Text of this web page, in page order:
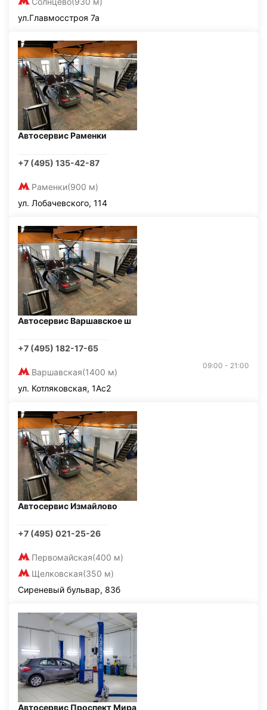
ул.Главмосстроя 7а
Автосервис Раменки
+7 (495) 135-42-87
Раменки(900 м)
ул. Лобачевского, 114
Автосервис Варшавское ш
+7 (495) 182-17-65
Варшавская(1400 м)
09:00 - 21:00
ул. Котляковская, 1Ас2
Автосервис Измайлово
+7 (495) 021-25-26
Первомайская(400 м)
Щелковская(350 м)
Сиреневый бульвар, 83б
Автосервис Проспект Мира